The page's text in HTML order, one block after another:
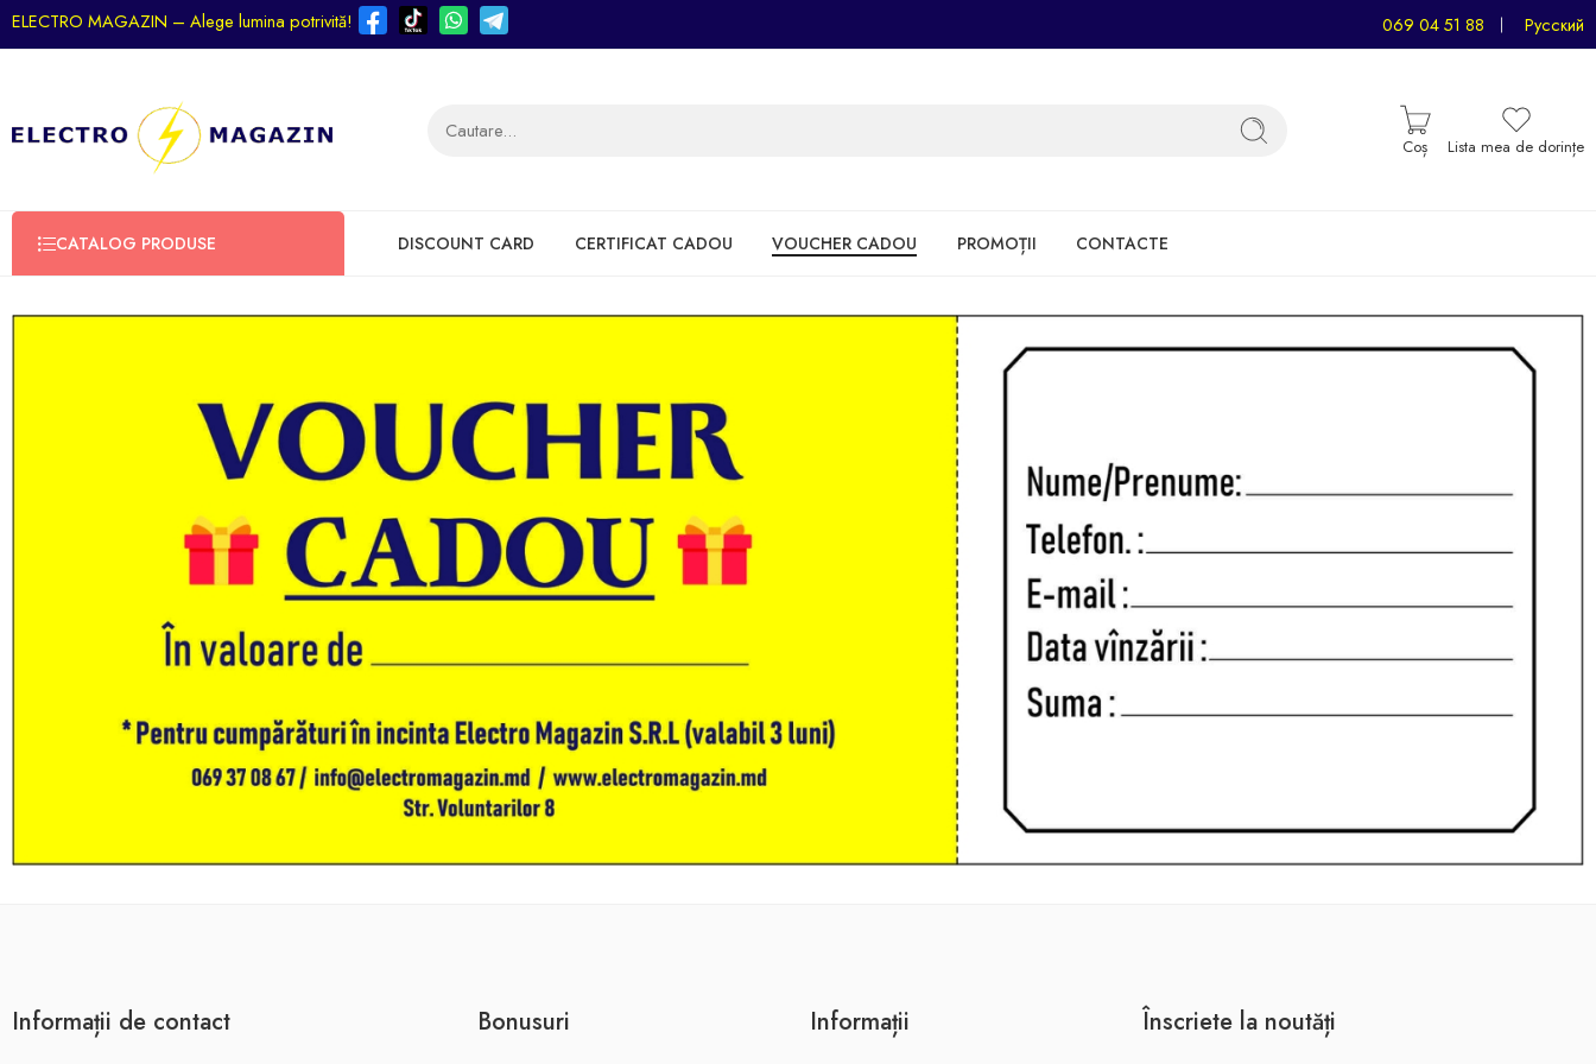
ELECTRO MAGAZIN – Alege lumina potrivită! 069 04 51 88 Русский
Coș Lista mea de dorințe
CATALOG PRODUSE DISCOUNT CARD CERTIFICAT CADOU VOUCHER CADOU PROMOȚII CONTACTE
Informații de contact Bonusuri Informații Înscriete la noutăți